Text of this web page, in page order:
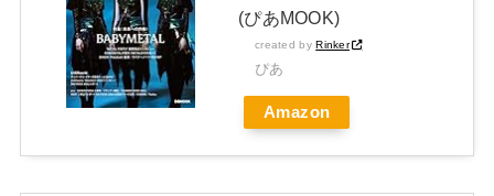
JAPAN EDITION)」着弾
【BABYMETAL】METAL FORTH DELUXE JAPAN EDITION
開封レビュー!
(ぴあMOOK)
created by Rinker
ぴあ
Amazon